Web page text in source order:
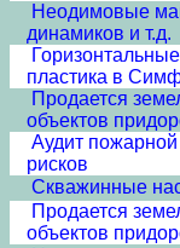
Неодимовые
динамиков и т.д.
пластика в
Продается
объектов
Аудит
рисков
Скважинные
Продается
объектов